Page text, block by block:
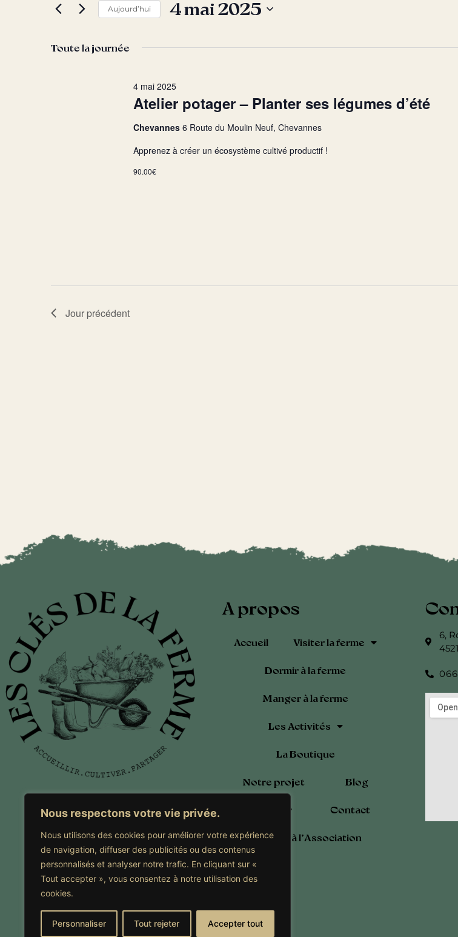
Nous respectons votre vie privée.
Nous utilisons des cookies pour améliorer votre expérience
de navigation, diffuser des publicités ou des contenus
personnalisés et analyser notre trafic. En cliquant sur «
Tout accepter », vous consentez à notre utilisation des
cookies.
Personnaliser Tout rejeter Accepter tout
de
vues
mot-
Aujourd’hui 4 mai 2025
date.
Toute la journée
Atelier potager – Planter ses légumes d’été
4 mai 2025
Chevannes 6 Route du Moulin Neuf, Chevannes
Apprenez à créer un écosystème cultivé productif !
90.00€
Jour précédent
Newsletter
A propos
Accueil Visiter la ferme
Dormir à la ferme
Manger à la ferme
Les Activités
La Boutique
Notre projet Blog
Calendrier Contact
Adhérer à l’Association
6,